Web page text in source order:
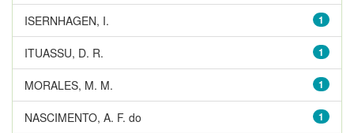
1
ISERNHAGEN, I.
1
ITUASSU, D. R.
1
MORALES, M. M.
1
NASCIMENTO, A. F. do